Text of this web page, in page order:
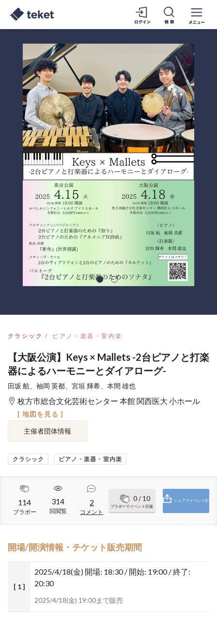
クラシック ピアノ・楽器・室内楽
【大阪公演】Keys × Mallets -2台ピアノと打楽
器によるハーモニーとダイアローグ-
田坂 航、袖岡 英都、宮垣 輝希、本間 雄也
枚方市総合文化芸術センター 本館 関西医大 小ホール
[ 地図を見る ]
主催者団体情報
クラシック ピアノ・楽器・室内楽
114
ブラボー
314
回閲覧
2
コメント
0/ 10
ブラボーでイベント応援
シェアでイベント応
開場/開演情報・チケット販売期間
[ 1 ]
2025/4/18(金) 開場: 18:30 / 開始: 19:00 / 終了:
20:30
2025/4/18(金) 19:00まで販売